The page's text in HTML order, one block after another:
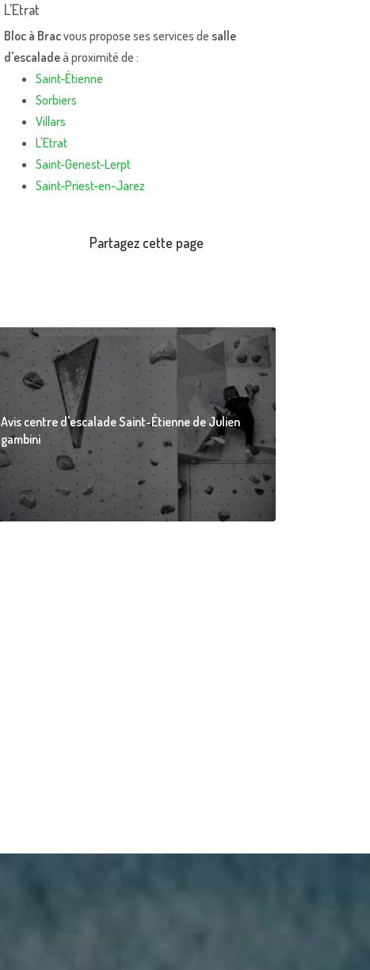
L'Etrat
Bloc à Bracvous propose ses services de salle
d'escaladeà proximité de :
Saint-Étienne
Sorbiers
Villars
L'Etrat
Saint-Genest-Lerpt
Saint-Priest-en-Jarez
Avis centre d'escalade Saint-Étienne de Julien
gambini